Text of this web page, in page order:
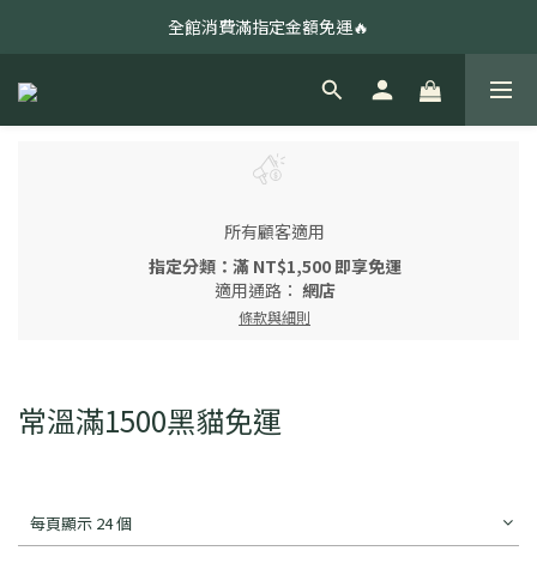
全館消費滿指定金額免運🔥
全館消費滿指定金額免運🔥
綜合夾心餅❤️數量有限售完為止
全館消費滿指定金額免運🔥
所有顧客適用
指定分類：滿 NT$1,500 即享免運
適用通路： 網店
條款與細則
常溫滿1500黑貓免運
每頁顯示 24 個